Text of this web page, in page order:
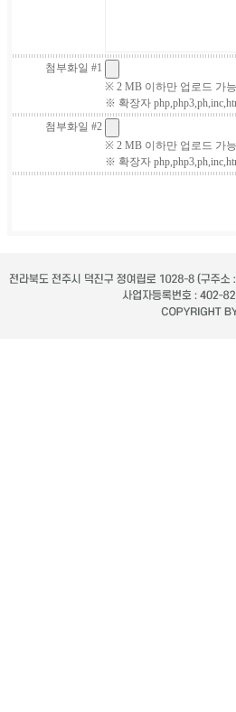
첨부화일 #1
※ 2 MB 이하만 업로드 가능
※ 확장자
첨부화일 #2
※ 2 MB 이하만 업로드 가능
※ 확장자